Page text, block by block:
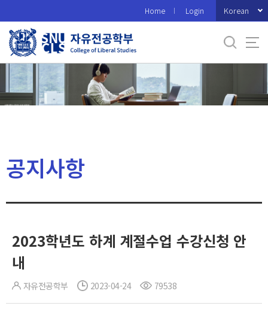
로
메
Home Login Korean
공지사항
2023학년도 하계 계절수업 수강신청 안
내
자유전공학부 2023-04-24 79538